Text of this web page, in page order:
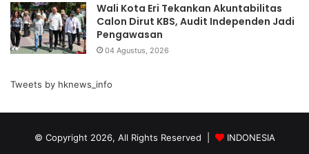
Wali Kota Eri Tekankan Akuntabilitas
Calon Dirut KBS, Audit Independen Jadi
Pengawasan
04 Agustus, 2026
Tweets by hknews_info
© Copyright 2026, All Rights Reserved |
INDONESIA